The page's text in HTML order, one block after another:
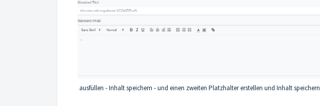
ausfüllen - Inhalt speichern - und einen zweiten Platzhalter erstellen und Inhalt speichern